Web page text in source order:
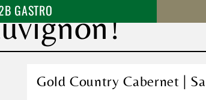
GASTRO
Gold Country Cabernet |